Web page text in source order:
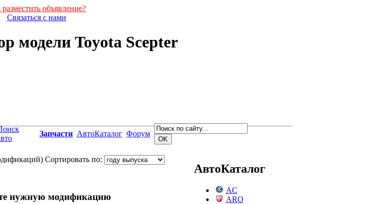
объявление?
Связаться с нами
модели Toyota Scepter
Запчасти АвтоКаталог Форум
Сортировать по:
нужную модификацию
АвтоКаталог
AC
ARO